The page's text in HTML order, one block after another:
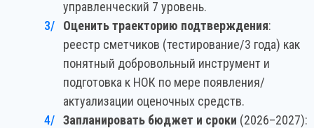
управленческий 7 уровень.
Оценить траекторию подтверждения:
реестр сметчиков (тестирование/3 года) как
понятный добровольный инструмент и
подготовка к НОК по мере появления/
актуализации оценочных средств.
Запланировать бюджет и сроки (2026–2027):